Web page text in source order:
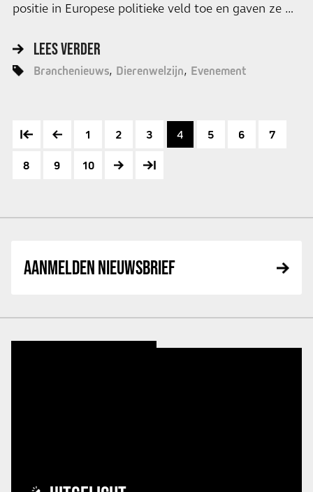
positie in Europese politieke veld toe en gaven ze …
LEES VERDER
Branchenieuws Dierenwelzijn Evenement
1 2 3 4 5 6 7
8 9 10
AANMELDEN NIEUWSBRIEF